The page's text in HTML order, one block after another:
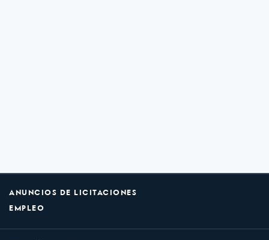
ANUNCIOS DE LICITACIONES
EMPLEO